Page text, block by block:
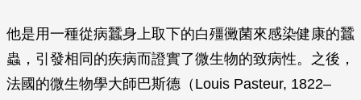
他是用一種從病蠶身上取下的白殭黴菌來感染健康的蠶
蟲，引發相同的疾病而證實了微生物的致病性。之後，
法國的微生物學大師巴斯德（Louis Pasteur, 1822–